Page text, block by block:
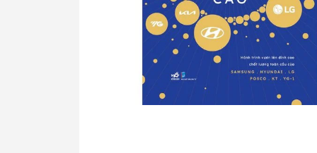
Tô Màu - Luyện
Kiến Thức Bách
Trẻ
Đạo Đức - Kỹ